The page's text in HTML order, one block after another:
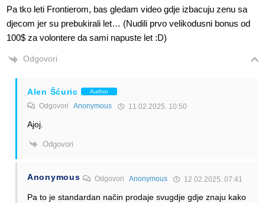
Pa tko leti Frontierom, bas gledam video gdje izbacuju zenu sa
djecom jer su prebukirali let… (Nudili prvo velikodusni bonus od
100$ za volontere da sami napuste let :D)
Odgovori
Alen Šćuric Author
Odgovori Anonymous 11.02.2025. 10:50
Ajoj.
Odgovori
Anonymous OdgovoriAnonymous 12.02.2025. 07:41
Pa to je standardan način prodaje svugdje gdje znaju kako